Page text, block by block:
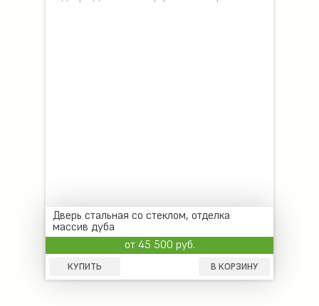
Дверь стальная со стеклом, отделка
массив дуба
от 45 500 руб.
КУПИТЬ В КОРЗИНУ